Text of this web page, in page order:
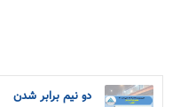
دو نیم برابر شدن